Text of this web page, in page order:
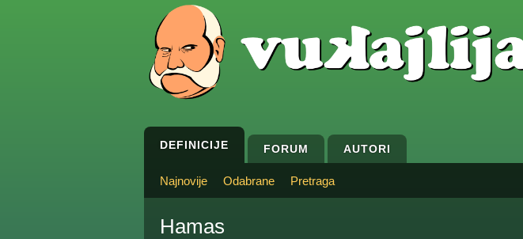
DEFINICIJE FORUM AUTORI
Najnovije Odabrane Pretraga
Hamas